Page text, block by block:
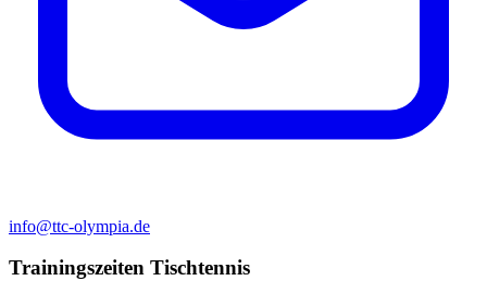
info@ttc-olympia.de
Trainingszeiten Tischtennis